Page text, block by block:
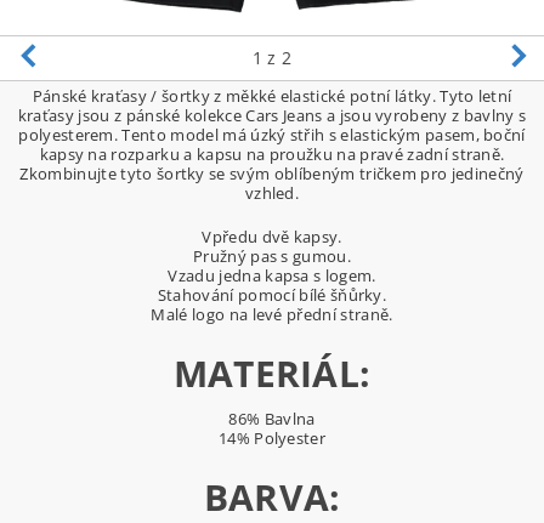
1 z 2
Pánské kraťasy / šortky z měkké elastické potní látky. Tyto letní
kraťasy jsou z pánské kolekce Cars Jeans a jsou vyrobeny z bavlny s
polyesterem. Tento model má úzký střih s elastickým pasem, boční
kapsy na rozparku a kapsu na proužku na pravé zadní straně.
Zkombinujte tyto šortky se svým oblíbeným tričkem pro jedinečný
vzhled.
Vpředu dvě kapsy.
Pružný pas s gumou.
Vzadu jedna kapsa s logem.
Stahování pomocí bílé šňůrky.
Malé logo na levé přední straně.
MATERIÁL:
86% Bavlna
14% Polyester
BARVA: